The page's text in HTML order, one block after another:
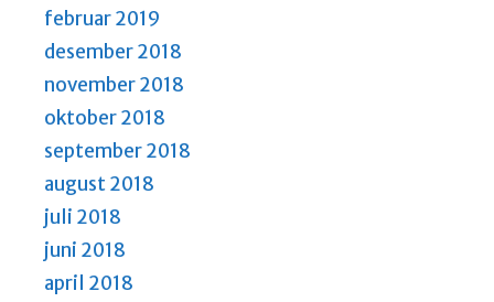
februar 2019
desember 2018
november 2018
oktober 2018
september 2018
august 2018
juli 2018
juni 2018
april 2018